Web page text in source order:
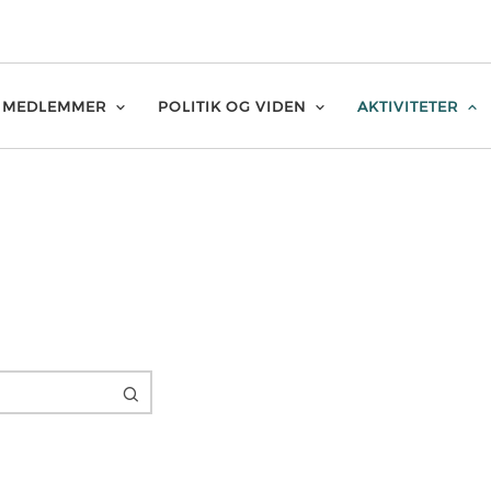
MEDLEMMER POLITIK OG VIDEN AKTIVITETER